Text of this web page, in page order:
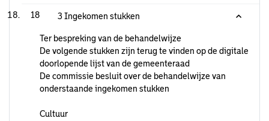
18 3 Ingekomen stukken
Ter bespreking van de behandelwijze
De volgende stukken zijn terug te vinden op de digitale
doorlopende lijst van de gemeenteraad
De commissie besluit over de behandelwijze van
onderstaande ingekomen stukken
Cultuur